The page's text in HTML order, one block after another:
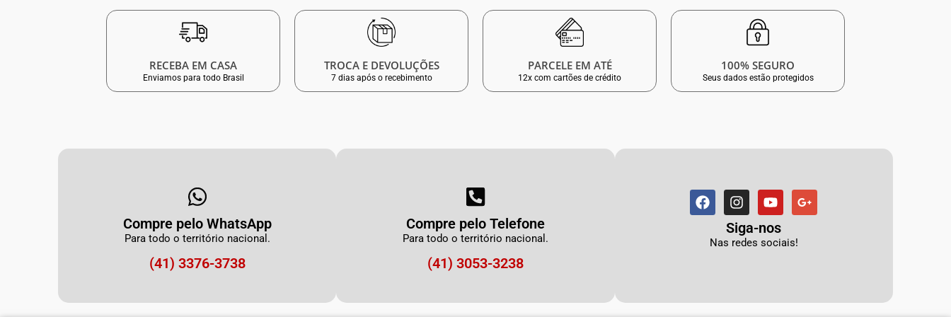
RECEBA EM CASA
Enviamos para todo Brasil
TROCA E DEVOLUÇÕES
7 dias após o recebimento
PARCELE EM ATÉ
12x com cartões de crédito
100% SEGURO
Seus dados estão protegidos
Compre pelo WhatsApp
Para todo o território nacional.
(41) 3376-3738
Compre pelo Telefone
Para todo o território nacional.
(41) 3053-3238
Siga-nos
Nas redes sociais!